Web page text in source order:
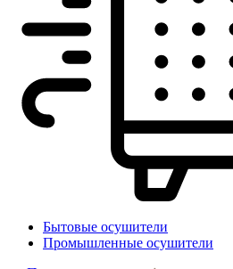
Бытовые осушители
Промышленные осушители